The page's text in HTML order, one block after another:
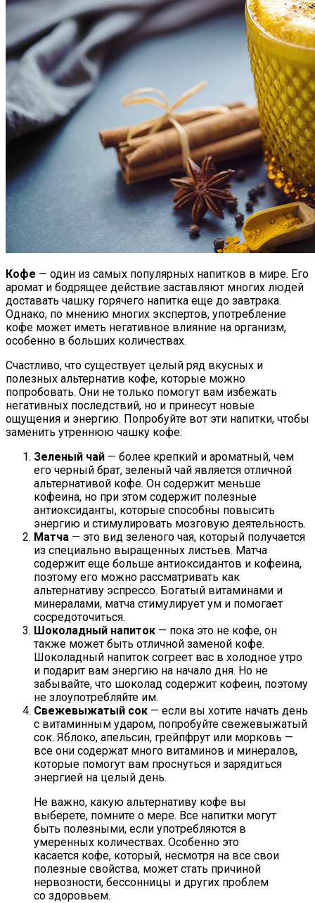
Кофе — один из самых популярных напитков в мире. Его
аромат и бодрящее действие заставляют многих людей
доставать чашку горячего напитка еще до завтрака.
Однако, по мнению многих экспертов, употребление
кофе может иметь негативное влияние на организм,
особенно в больших количествах.
Счастливо, что существует целый ряд вкусных и
полезных альтернатив кофе, которые можно
попробовать. Они не только помогут вам избежать
негативных последствий, но и принесут новые
ощущения и энергию. Попробуйте вот эти напитки, чтобы
заменить утреннюю чашку кофе:
Зеленый чай — более крепкий и ароматный, чем
его черный брат, зеленый чай является отличной
альтернативой кофе. Он содержит меньше
кофеина, но при этом содержит полезные
антиоксиданты, которые способны повысить
энергию и стимулировать мозговую деятельность.
Матча — это вид зеленого чая, который получается
из специально выращенных листьев. Матча
содержит еще больше антиоксидантов и кофеина,
поэтому его можно рассматривать как
альтернативу эспрессо. Богатый витаминами и
минералами, матча стимулирует ум и помогает
сосредоточиться.
Шоколадный напиток — пока это не кофе, он
также может быть отличной заменой кофе.
Шоколадный напиток согреет вас в холодное утро
и подарит вам энергию на начало дня. Но не
забывайте, что шоколад содержит кофеин, поэтому
не злоупотребляйте им.
Свежевыжатый сок — если вы хотите начать день
с витаминным ударом, попробуйте свежевыжатый
сок. Яблоко, апельсин, грейпфрут или морковь —
все они содержат много витаминов и минералов,
которые помогут вам проснуться и зарядиться
энергией на целый день.
Не важно, какую альтернативу кофе вы
выберете, помните о мере. Все напитки могут
быть полезными, если употребляются в
умеренных количествах. Особенно это
касается кофе, который, несмотря на все свои
полезные свойства, может стать причиной
нервозности, бессонницы и других проблем
со здоровьем.